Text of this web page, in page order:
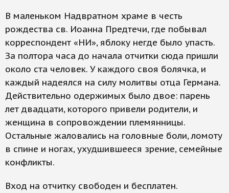
В маленьком Надвратном храме в честь
рождества св. Иоанна Предтечи, где побывал
корреспондент «НИ», яблоку негде было упасть.
За полтора часа до начала отчитки сюда пришли
около ста человек. У каждого своя болячка, и
каждый надеялся на силу молитвы отца Германа.
Действительно одержимых было двое: парень
лет двадцати, которого привели родители, и
женщина в сопровождении племянницы.
Остальные жаловались на головные боли, ломоту
в спине и ногах, ухудшившееся зрение, семейные
конфликты.
Вход на отчитку свободен и бесплатен.